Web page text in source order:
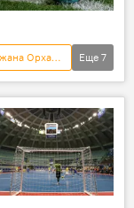
президент Федерации мини-футбола Азербайджана Орхан Мамедов
Еще 7